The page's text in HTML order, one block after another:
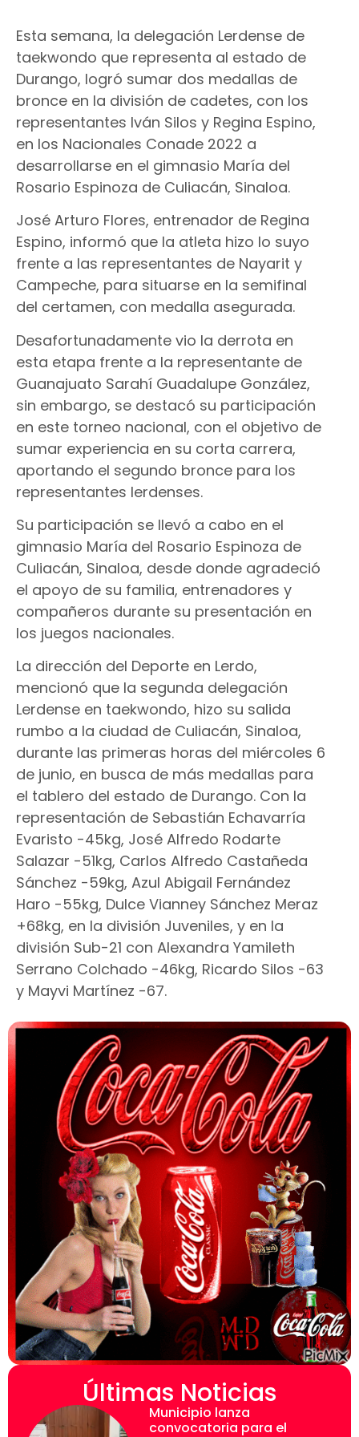
Esta semana, la delegación Lerdense de
taekwondo que representa al estado de
Durango, logró sumar dos medallas de
bronce en la división de cadetes, con los
representantes Iván Silos y Regina Espino,
en los Nacionales Conade 2022 a
desarrollarse en el gimnasio María del
Rosario Espinoza de Culiacán, Sinaloa.
José Arturo Flores, entrenador de Regina
Espino, informó que la atleta hizo lo suyo
frente a las representantes de Nayarit y
Campeche, para situarse en la semifinal
del certamen, con medalla asegurada.
Desafortunadamente vio la derrota en
esta etapa frente a la representante de
Guanajuato Sarahí Guadalupe González,
sin embargo, se destacó su participación
en este torneo nacional, con el objetivo de
sumar experiencia en su corta carrera,
aportando el segundo bronce para los
representantes lerdenses.
Su participación se llevó a cabo en el
gimnasio María del Rosario Espinoza de
Culiacán, Sinaloa, desde donde agradeció
el apoyo de su familia, entrenadores y
compañeros durante su presentación en
los juegos nacionales.
La dirección del Deporte en Lerdo,
mencionó que la segunda delegación
Lerdense en taekwondo, hizo su salida
rumbo a la ciudad de Culiacán, Sinaloa,
durante las primeras horas del miércoles 6
de junio, en busca de más medallas para
el tablero del estado de Durango. Con la
representación de Sebastián Echavarría
Evaristo -45kg, José Alfredo Rodarte
Salazar -51kg, Carlos Alfredo Castañeda
Sánchez -59kg, Azul Abigail Fernández
Haro -55kg, Dulce Vianney Sánchez Meraz
+68kg, en la división Juveniles, y en la
división Sub-21 con Alexandra Yamileth
Serrano Colchado -46kg, Ricardo Silos -63
y Mayvi Martínez -67.
Últimas Noticias
Municipio lanza
convocatoria para el